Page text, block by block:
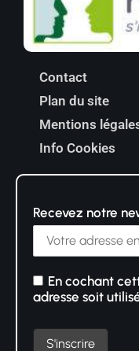
Contact
Plan du site
Mentions
Info Cookies
Recevez notre
En cochant
adresse soit